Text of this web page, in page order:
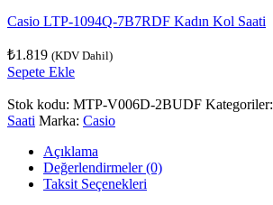
Casio LTP-1094Q-7B7RDF Kadın Kol Saati
₺1.819 (KDV Dahil)
Sepete Ekle
Stok kodu: MTP-V006D-2BUDF Kategoriler:
Saati Marka: Casio
Açıklama
Değerlendirmeler (0)
Taksit Seçenekleri